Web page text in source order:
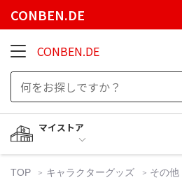
CONBEN.DE
CONBEN.DE
マイストア
TOP キャラクターグッズ その他